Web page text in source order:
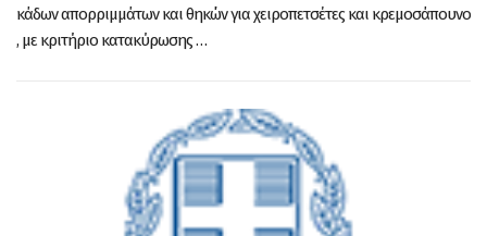
κάδων απορριμμάτων και θηκών για χειροπετσέτες και κρεμοσάπουνο
, με κριτήριο κατακύρωσης …